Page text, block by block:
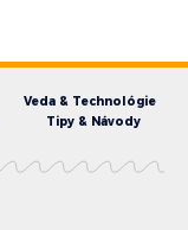
Veda & Technológie
Tipy & Návody